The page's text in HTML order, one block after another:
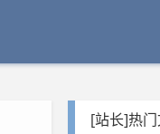
[站长]热